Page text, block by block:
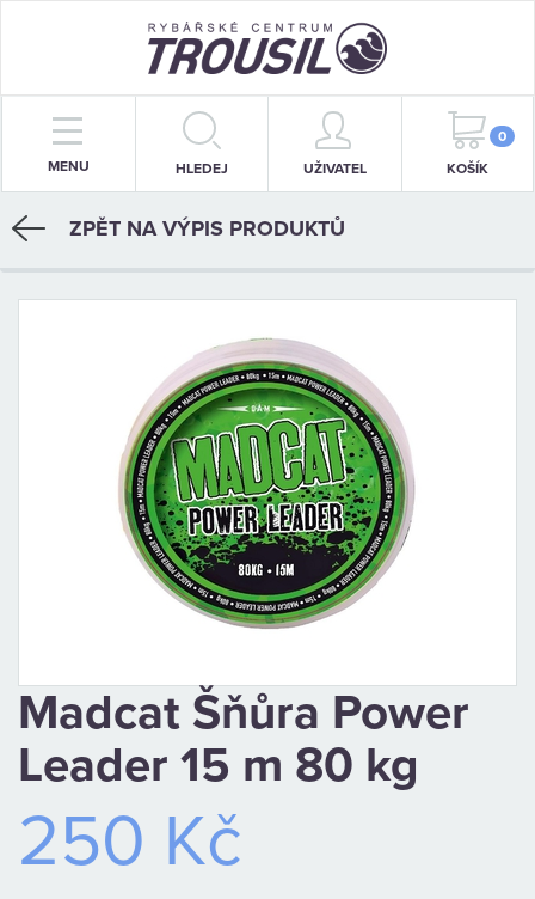
MENU HLEDEJ UŽIVATEL
0
KOŠÍK
PRUTY
NAVIJÁKY
BIŽUTERIE
SIGNALIZÁTORY
OBLEČENÍ
ÚLOVEK
TOP
O
ZPĚT NA VÝPIS PRODUKTŮ
Madcat Šňůra Power
Leader 15 m 80 kg
250 Kč